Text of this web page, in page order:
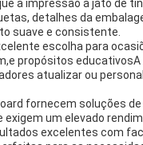
a impressão a jato de
detalhes da
suave e consistente.
escolha para
propósitos educativosA
atualizar ou
fornecem soluções
exigem um elevado
excelentes com